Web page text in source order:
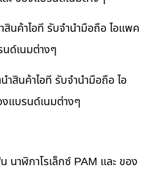
นค้าไอที รับจำนำมือถือ ไอแพค
นด์เนมต่างๆ
ำสินค้าไอที รับจำนำมือถือ ไอ
แบรนด์เนมต่างๆ
นาฬิกาโรเล็กซ์ PAM และ ของ